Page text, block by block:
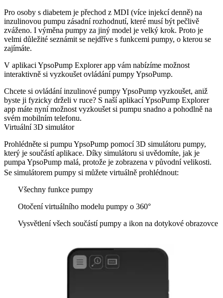
Pro osoby s diabetem je přechod z MDI (více injekcí denně) na
inzulinovou pumpu zásadní rozhodnutí, které musí být pečlivě
zváženo. I výměna pumpy za jiný model je velký krok. Proto je
velmi důležité seznámit se nejdříve s funkcemi pumpy, o kterou se
zajímáte.
V aplikaci YpsoPump Explorer app vám nabízíme možnost
interaktivně si vyzkoušet ovládání pumpy YpsoPump.
Chcete si ovládání inzulinové pumpy YpsoPump vyzkoušet, aniž
byste ji fyzicky drželi v ruce? S naší aplikací YpsoPump Explorer
app máte nyní možnost vyzkoušet si pumpu snadno a pohodlně na
svém mobilním telefonu.
Virtuální 3D simulátor
Prohlédněte si pumpu YpsoPump pomocí 3D simulátoru pumpy,
který je součástí aplikace. Díky simulátoru si uvědomíte, jak je
pumpa YpsoPump malá, protože je zobrazena v původní velikosti.
Se simulátorem pumpy si můžete virtuálně prohlédnout:
Všechny funkce pumpy
Otočení virtuálního modelu pumpy o 360°
Vysvětlení všech součástí pumpy a ikon na dotykové obrazovce